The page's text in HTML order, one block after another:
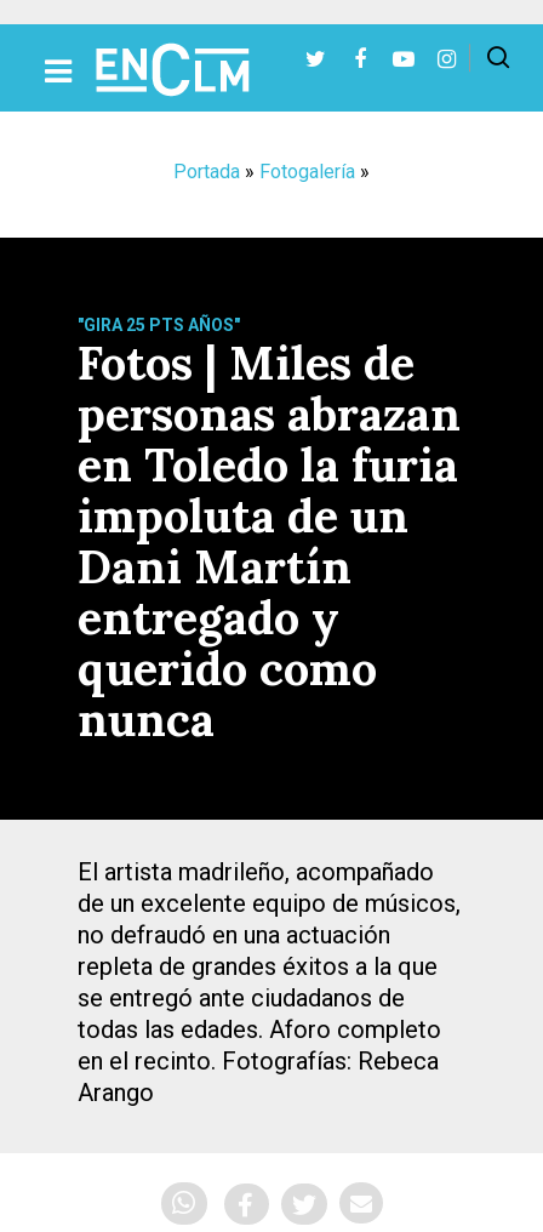
Portada » Fotogalería »
"GIRA 25 PTS AÑOS"
Fotos | Miles de
personas abrazan
en Toledo la furia
impoluta de un
Dani Martín
entregado y
querido como
nunca
El artista madrileño, acompañado
de un excelente equipo de músicos,
no defraudó en una actuación
repleta de grandes éxitos a la que
se entregó ante ciudadanos de
todas las edades. Aforo completo
en el recinto. Fotografías: Rebeca
Arango